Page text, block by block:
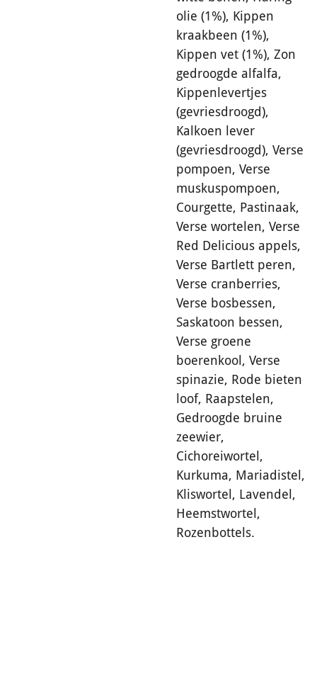
olie (1%), Kippen
kraakbeen (1%),
Kippen vet (1%), Zon
gedroogde alfalfa,
Kippenlevertjes
(gevriesdroogd),
Kalkoen lever
(gevriesdroogd), Verse
pompoen, Verse
muskuspompoen,
Courgette, Pastinaak,
Verse wortelen, Verse
Red Delicious appels,
Verse Bartlett peren,
Verse cranberries,
Verse bosbessen,
Saskatoon bessen,
Verse groene
boerenkool, Verse
spinazie, Rode bieten
loof, Raapstelen,
Gedroogde bruine
zeewier,
Cichoreiwortel,
Kurkuma, Mariadistel,
Kliswortel, Lavendel,
Heemstwortel,
Rozenbottels.